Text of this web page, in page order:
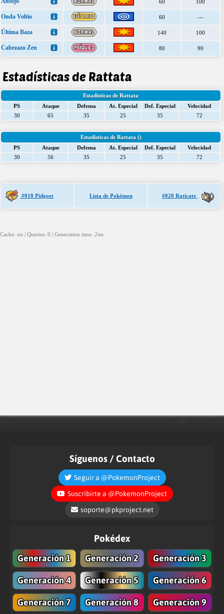
60 100
Onda Voltio 60 ---
Última Baza 140 100
Cabezazo Zen 80 90
Estadísticas de Rattata
Estadísticas de Rattata
PS
Ataque Defensa At. Especial Def. Especial
Velocidad
30
65 35 25 35 72
Estadísticas de Rattata ()
PS
Ataque Defensa At. Especial Def. Especial
Velocidad
30
56 35 25 35 72
#018 Pidgeot Lista de Pokémon #020 Raticate
Cache: on | Queries: 0 | Generation time: 2ms
Síguenos / Contacto
Seguir a @PokemonProject
Suscribirte a @PokemonProject
soporte@pkproject.net
Pokédex
Generación 1
Generación 2 Generación 3
Generación 4 Generación 5 Generación 6
Generación 7 Generación 8 Generación 9